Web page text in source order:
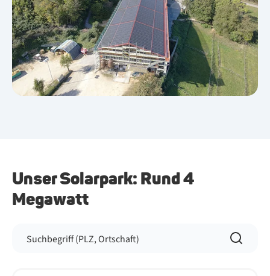
Un­ser So­lar­park: Rund 4
Megawatt